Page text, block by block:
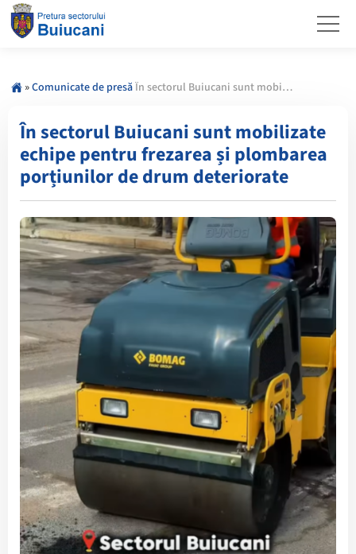
»Comunicate de presă În sectorul Buiucani sunt mobilizate echipe pentru frezarea și plombarea porțiunilor de drum deteriorate
În sectorul Buiucani sunt mobilizate
echipe pentru frezarea și plombarea
porțiunilor de drum deteriorate